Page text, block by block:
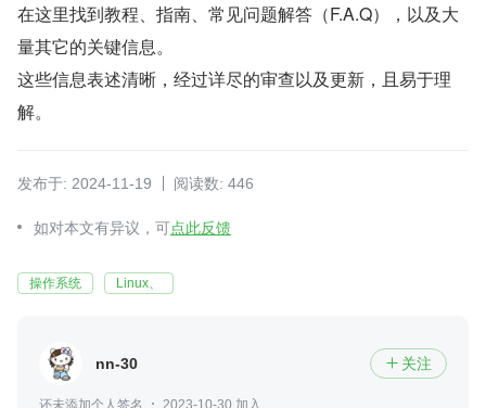
在这里找到教程、指南、常见问题解答（F.A.Q），以及大
量其它的关键信息。
这些信息表述清晰，经过详尽的审查以及更新，且易于理
解。
发布于: 2024-11-19 阅读数: 446
如对本文有异议，可点此反馈
操作系统 Linux、
nn-30  关注
还未添加个人签名
2023-10-30 加入